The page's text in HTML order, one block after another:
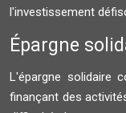
l'investissement
Épargne
L'épargne solidaire
finançant des